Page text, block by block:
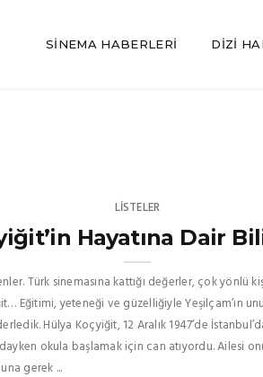
SINEMA HABERLERI DIZI
LISTELER
Hayatına Dair
Türk sinemasına kattığı değerler, çok yönlü
Eğitimi, yeteneği ve güzelliğiyle Yeşilçam’ın
Hülya Koçyiğit, 12 Aralık 1947’de
okula başlamak için can atıyordu. Ailesi
gerek ...